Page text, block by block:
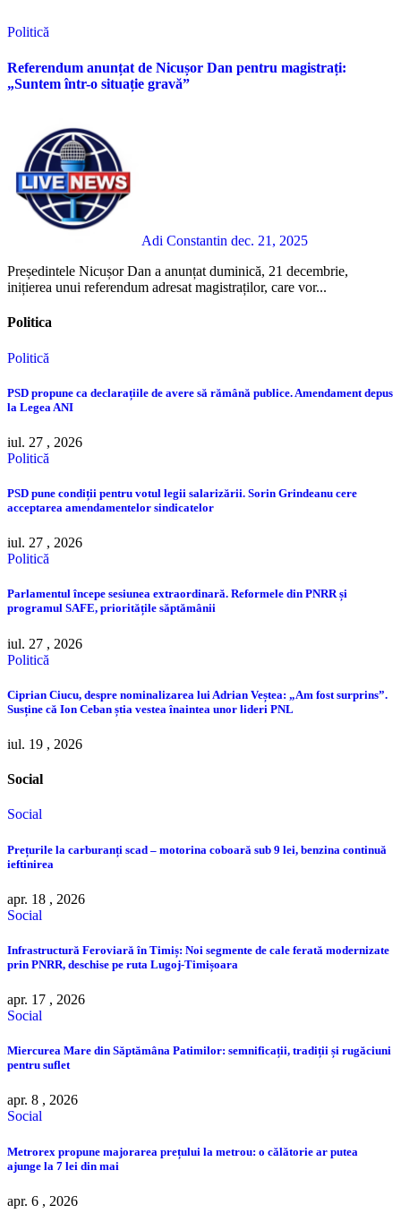
Politică
Referendum anunțat de Nicușor Dan pentru magistrați:
„Suntem într-o situație gravă”
Adi Constantin dec. 21, 2025
Președintele Nicușor Dan a anunțat duminică, 21 decembrie,
inițierea unui referendum adresat magistraților, care vor...
Politica
Politică
PSD propune ca declarațiile de avere să rămână publice. Amendament depus
la Legea ANI
iul. 27 , 2026
Politică
PSD pune condiții pentru votul legii salarizării. Sorin Grindeanu cere
acceptarea amendamentelor sindicatelor
iul. 27 , 2026
Politică
Parlamentul începe sesiunea extraordinară. Reformele din PNRR și
programul SAFE, prioritățile săptămânii
iul. 27 , 2026
Politică
Ciprian Ciucu, despre nominalizarea lui Adrian Veștea: „Am fost surprins”.
Susține că Ion Ceban știa vestea înaintea unor lideri PNL
iul. 19 , 2026
Social
Social
Prețurile la carburanți scad – motorina coboară sub 9 lei, benzina continuă
ieftinirea
apr. 18 , 2026
Social
Infrastructură Feroviară în Timiș: Noi segmente de cale ferată modernizate
prin PNRR, deschise pe ruta Lugoj-Timișoara
apr. 17 , 2026
Social
Miercurea Mare din Săptămâna Patimilor: semnificații, tradiții și rugăciuni
pentru suflet
apr. 8 , 2026
Social
Metrorex propune majorarea prețului la metrou: o călătorie ar putea
ajunge la 7 lei din mai
apr. 6 , 2026